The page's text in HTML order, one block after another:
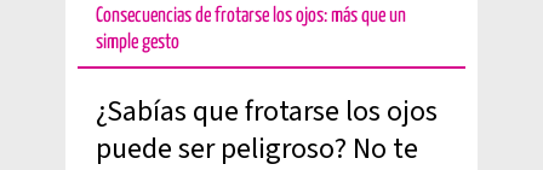
Consecuencias de frotarse los ojos: más que un
simple gesto
¿Sabías que frotarse los ojos
puede ser peligroso? No te